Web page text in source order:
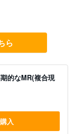
ら
的なMR(複合現
入